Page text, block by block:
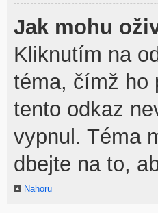
Jak mohu
Kliknutím na
téma, čímž ho
tento odkaz
vypnul. Téma
dbejte na to,
Nahoru